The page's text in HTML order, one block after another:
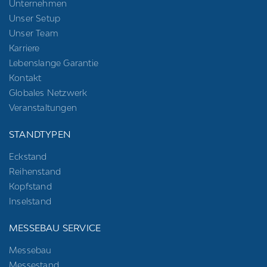
Unternehmen
Unser Setup
Unser Team
Karriere
Lebenslange Garantie
Kontakt
Globales Netzwerk
Veranstaltungen
STANDTYPEN
Eckstand
Reihenstand
Kopfstand
Inselstand
MESSEBAU SERVICE
Messebau
Messestand